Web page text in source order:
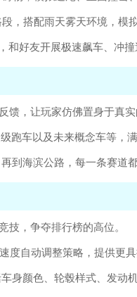
，搭配雨天雾天环境，模
好友开展极速飙车、冲撞
，让玩家仿佛置身于真实
车以及未来概念车等，满
到海滨公路，每一条赛道都
，争夺排行榜的高位。
自动调整策略，提供更具
颜色、轮毂样式、发动